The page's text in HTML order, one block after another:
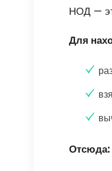
НОД —
Для
Отсюда: